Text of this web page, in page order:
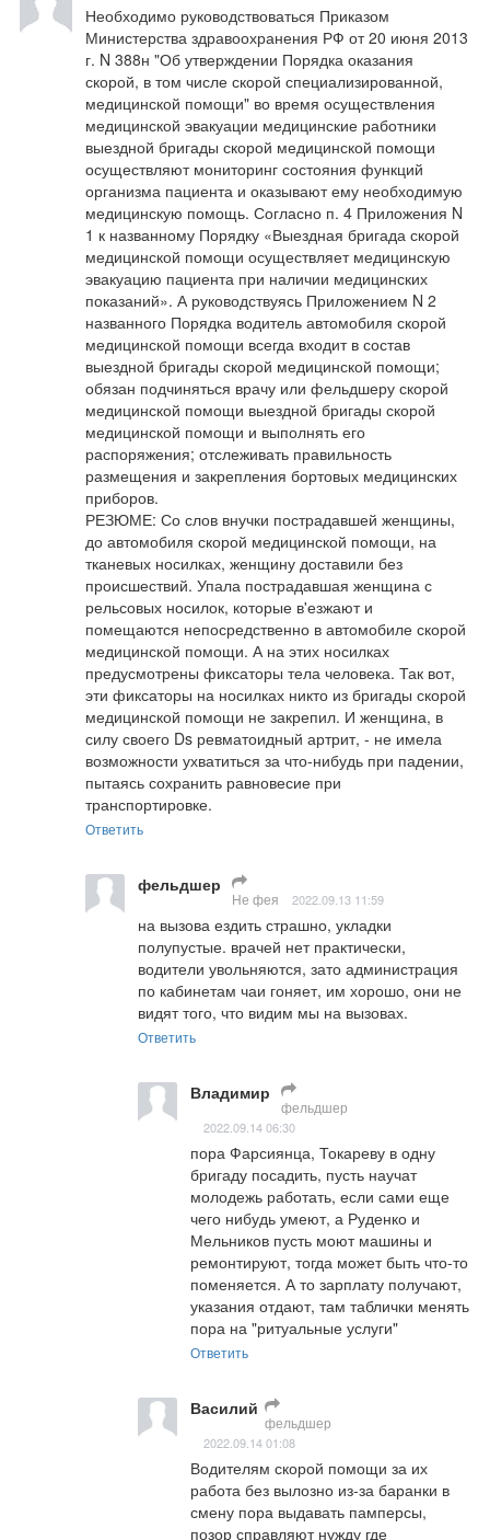
Необходимо руководствоваться Приказом
Министерства здравоохранения РФ от 20 июня 2013
г. N 388н "Об утверждении Порядка оказания
скорой, в том числе скорой специализированной,
медицинской помощи" во время осуществления
медицинской эвакуации медицинские работники
выездной бригады скорой медицинской помощи
осуществляют мониторинг состояния функций
организма пациента и оказывают ему необходимую
медицинскую помощь. Согласно п. 4 Приложения N
1 к названному Порядку «Выездная бригада скорой
медицинской помощи осуществляет медицинскую
эвакуацию пациента при наличии медицинских
показаний». А руководствуясь Приложением N 2
названного Порядка водитель автомобиля скорой
медицинской помощи всегда входит в состав
выездной бригады скорой медицинской помощи;
обязан подчиняться врачу или фельдшеру скорой
медицинской помощи выездной бригады скорой
медицинской помощи и выполнять его
распоряжения; отслеживать правильность
размещения и закрепления бортовых медицинских
приборов.
РЕЗЮМЕ: Со слов внучки пострадавшей женщины,
до автомобиля скорой медицинской помощи, на
тканевых носилках, женщину доставили без
происшествий. Упала пострадавшая женщина с
рельсовых носилок, которые в'езжают и
помещаются непосредственно в автомобиле скорой
медицинской помощи. А на этих носилках
предусмотрены фиксаторы тела человека. Так вот,
эти фиксаторы на носилках никто из бригады скорой
медицинской помощи не закрепил. И женщина, в
силу своего Ds ревматоидный артрит, - не имела
возможности ухватиться за что-нибудь при падении,
пытаясь сохранить равновесие при
транспортировке.
Ответить
фельдшер
Не фея 2022.09.13 11:59
на вызова ездить страшно, укладки
полупустые. врачей нет практически,
водители увольняются, зато администрация
по кабинетам чаи гоняет, им хорошо, они не
видят того, что видим мы на вызовах.
Ответить
Владимир
фельдшер
2022.09.14 06:30
пора Фарсиянца, Токареву в одну
бригаду посадить, пусть научат
молодежь работать, если сами еще
чего нибудь умеют, а Руденко и
Мельников пусть моют машины и
ремонтируют, тогда может быть что-то
поменяется. А то зарплату получают,
указания отдают, там таблички менять
пора на "ритуальные услуги"
Ответить
Василий
фельдшер
2022.09.14 01:08
Водителям скорой помощи за их
работа без вылозно из-за баранки в
смену пора выдавать памперсы,
позор справляют нужду где